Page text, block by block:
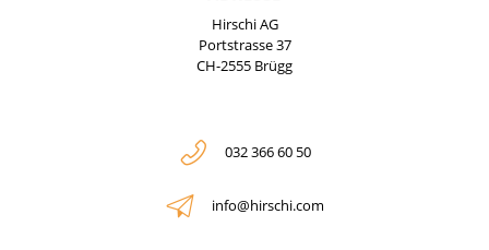
Hirschi AG
Portstrasse 37
CH-2555 Brügg
032 366 60 50
info@hirschi.com